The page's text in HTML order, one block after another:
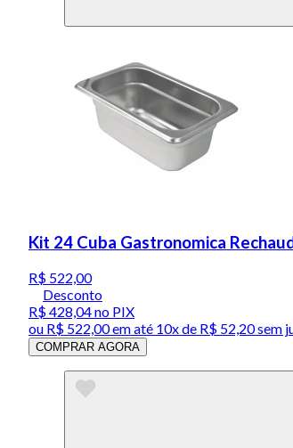
Kit 24 Cuba Gastronomica
R$ 522,00
Desconto
R$ 428,04no PIX
ou R$ 522,00em até 10x de R$ 52,20 sem
COMPRAR AGORA